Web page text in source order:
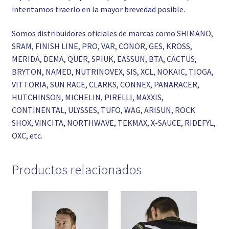
intentamos traerlo en la mayor brevedad posible.
Somos distribuidores oficiales de marcas como SHIMANO,
SRAM, FINISH LINE, PRO, VAR, CONOR, GES, KROSS,
MERIDA, DEMA, QÜER, SPIUK, EASSUN, BTA, CACTUS,
BRYTON, NAMED, NUTRINOVEX, SIS, XCL, NOKAIC, TIOGA,
VITTORIA, SUN RACE, CLARKS, CONNEX, PANARACER,
HUTCHINSON, MICHELIN, PIRELLI, MAXXIS,
CONTINENTAL, ULYSSES, TUFO, WAG, ARISUN, ROCK
SHOX, VINCITA, NORTHWAVE, TEKMAX, X-SAUCE, RIDEFYL,
OXC, etc.
Productos relacionados